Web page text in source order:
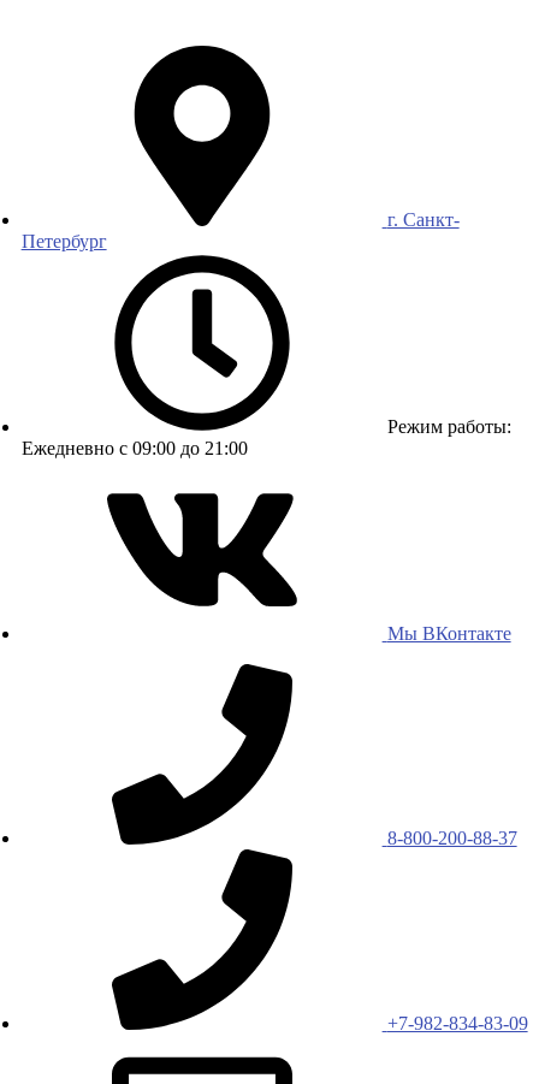
г. Санкт-
Петербург
Режим работы:
Ежедневно с 09:00 до 21:00
Мы ВКонтакте
8-800-200-88-37
+7-982-834-83-09